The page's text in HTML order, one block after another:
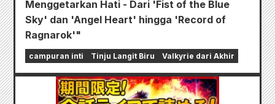
Menggetarkan Hati - Dari 'Fist of the Blue
Sky' dan 'Angel Heart' hingga 'Record of
Ragnarok'"
campuran inti Tinju Langit Biru Valkyrie dari Akhir